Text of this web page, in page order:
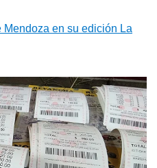
en su edición La